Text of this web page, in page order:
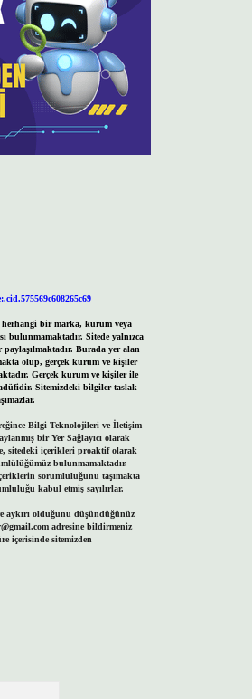
herhangi bir marka, kurum veya
bulunmamaktadır. Sitede yalnızca
paylaşılmaktadır. Burada yer alan
olup, gerçek kurum ve kişiler
Gerçek kurum ve kişiler ile
Sitemizdeki bilgiler taslak
Bilgi Teknolojileri ve İletişim
bir Yer Sağlayıcı olarak
sitedeki içerikleri proaktif olarak
bulunmamaktadır.
sorumluluğunu taşımakta
kabul etmiş sayılırlar.
aykırı olduğunu düşündüğünüz
adresine bildirmeniz
içerisinde sitemizden